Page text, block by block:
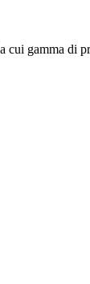
gamma di